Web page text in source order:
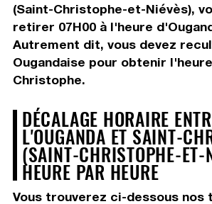
(Saint-Christophe-et-Niévès),
retirer 07H00à l'heure
Autrement dit, vous devez
Ougandaise pour obtenir
Christophe.
DÉCALAGE HORAIRE
L'OUGANDA ET SAINT-
(SAINT-CHRISTOPHE-ET-
HEURE PAR HEURE
Vous trouverez ci-dessous nos